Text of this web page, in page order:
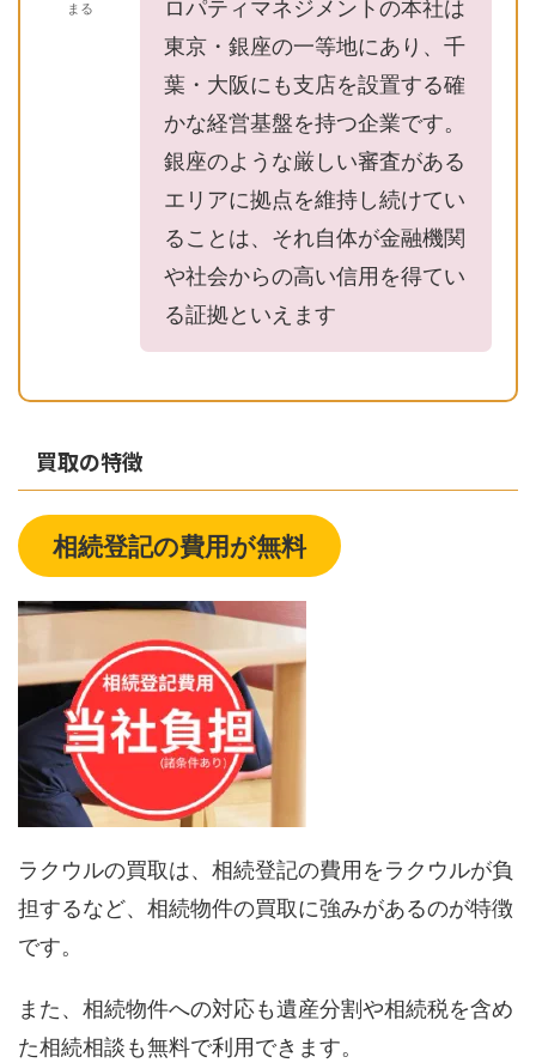
まる
ロパティマネジメントの本社は
東京・銀座の一等地にあり、千
葉・大阪にも支店を設置する確
かな経営基盤を持つ企業です。
銀座のような厳しい審査がある
エリアに拠点を維持し続けてい
ることは、それ自体が金融機関
や社会からの高い信用を得てい
る証拠といえます
買取の特徴
相続登記の費用が無料
ラクウルの買取は、相続登記の費用をラクウルが負
担するなど、相続物件の買取に強みがあるのが特徴
です。
また、相続物件への対応も遺産分割や相続税を含め
た相続相談も無料で利用できます。